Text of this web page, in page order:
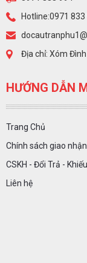
Hotline:0971
Địa chỉ: Xóm
HƯỚNG DẪN
Trang Chủ
Chính sách giao
CSKH - Đổi Trả -
Liên hệ